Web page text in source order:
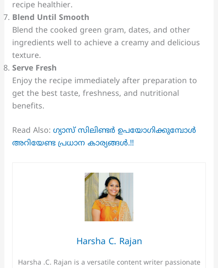
recipe healthier.
Blend Until Smooth
Blend the cooked green gram, dates, and other
ingredients well to achieve a creamy and delicious
texture.
Serve Fresh
Enjoy the recipe immediately after preparation to
get the best taste, freshness, and nutritional
benefits.
Read Also: ഗ്യാസ് സിലിണ്ടർ ഉപയോഗിക്കുമ്പോൾ
അറിയേണ്ട പ്രധാന കാര്യങ്ങൾ.!!
Harsha C. Rajan
Harsha .C. Rajan is a versatile content writer passionate